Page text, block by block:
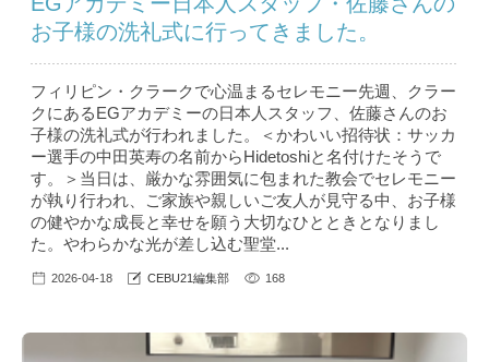
お子様の洗礼式に行ってきました。
フィリピン・クラークで心温まるセレモニー先週、クラー
クにあるEGアカデミーの日本人スタッフ、佐藤さんのお
子様の洗礼式が行われました。＜かわいい招待状：サッカ
ー選手の中田英寿の名前からHidetoshiと名付けたそうで
す。＞当日は、厳かな雰囲気に包まれた教会でセレモニー
が執り行われ、ご家族や親しいご友人が見守る中、お子様
の健やかな成長と幸せを願う大切なひとときとなりまし
た。やわらかな光が差し込む聖堂...
2026-04-18 CEBU21編集部 168